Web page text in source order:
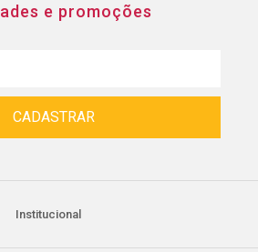
e promoções
Institucional